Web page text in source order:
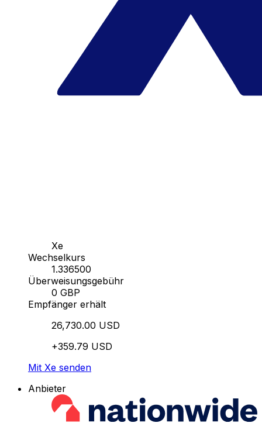
Xe
Wechselkurs
1.336500
Überweisungsgebühr
0 GBP
Empfänger erhält
26,730.00 USD
+359.79 USD
Mit Xe senden
Anbieter